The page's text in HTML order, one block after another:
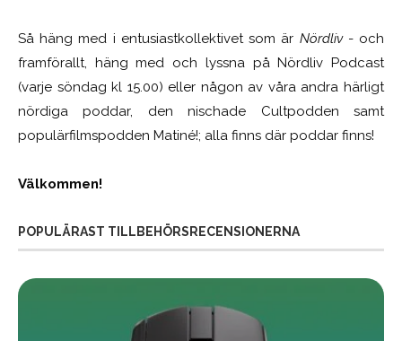
Så häng med i entusiastkollektivet som är Nördliv- och
framförallt, häng med och lyssna på Nördliv Podcast
(varje söndag kl 15.00) eller någon av våra andra härligt
nördiga poddar, den nischade Cultpodden samt
populärfilmspodden Matiné!; alla finns där poddar finns!
Välkommen!
POPULÄRAST TILLBEHÖRSRECENSIONERNA